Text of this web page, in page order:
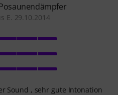
E. 29.10.2014
Sound , sehr gute Intonation